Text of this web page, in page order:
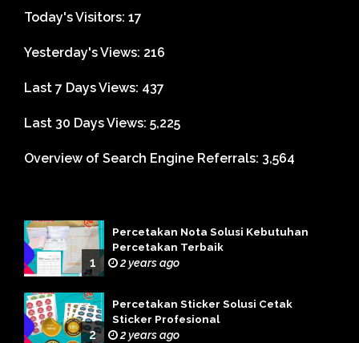
Today's Visitors: 17
Yesterday's Views: 216
Last 7 Days Views: 437
Last 30 Days Views: 5,225
Overview of Search Engine Referrals: 3,564
1
Percetakan Nota Solusi Kebutuhan
Percetakan Terbaik
2 years ago
2
Percetakan Sticker Solusi Cetak
Sticker Profesional
2 years ago